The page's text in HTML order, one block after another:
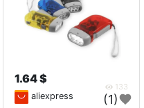
1.64 $
133
aliexpress (1)